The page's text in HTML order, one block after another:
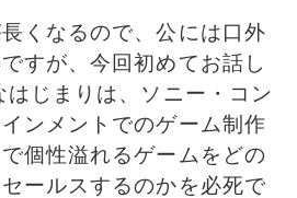
くなるので、公には口外
すが、今回初めてお話し
はじまりは、ソニー・コン
ンメントでのゲーム制作
個性溢れるゲームをどの
ールスするのかを必死で